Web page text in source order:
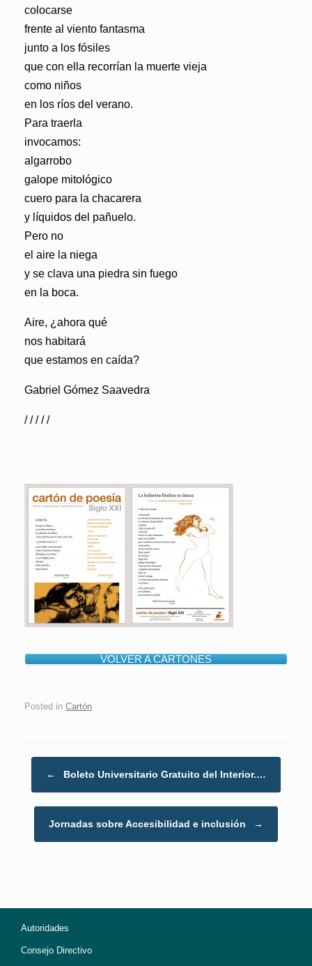
colocarse
frente al viento fantasma
junto a los fósiles
que con ella recorrían la muerte vieja
como niños
en los ríos del verano.
Para traerla
invocamos:
algarrobo
galope mitológico
cuero para la chacarera
y líquidos del pañuelo.
Pero no
el aire la niega
y se clava una piedra sin fuego
en la boca.
Aire, ¿ahora qué
nos habitará
que estamos en caída?
Gabriel Gómez Saavedra
/ / / / /
VOLVER A CARTONES
Posted in Cartón
← Boleto Universitario Gratuito del Interior.…
Jornadas sobre Accesibilidad e inclusión →
Autoridades
Consejo Directivo